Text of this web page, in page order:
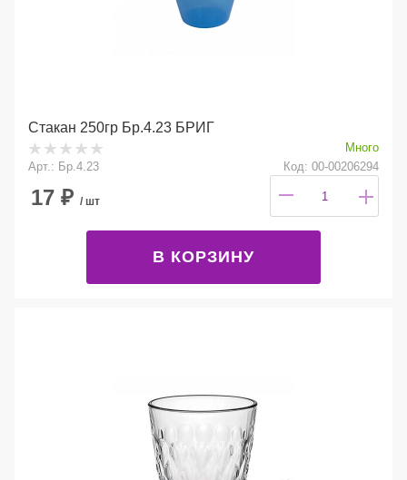
Стакан 250гр Бр.4.23 БРИГ
Много
Арт.: Бр.4.23
Код: 00-00206294
17 ₽ / шт
В КОРЗИНУ